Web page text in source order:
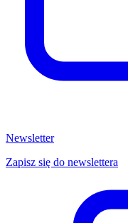
Newsletter
Zapisz się do newslettera